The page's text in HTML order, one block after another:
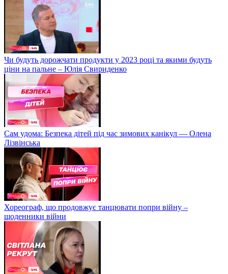
Чи будуть дорожчати продукти у 2023 році та якими будуть
ціни на пальне – Юлія Свириденко
Сам удома: Безпека дітей під час зимових канікул — Олена
Лізвінська
Хореограф, що продовжує танцювати попри війну –
щоденники війни